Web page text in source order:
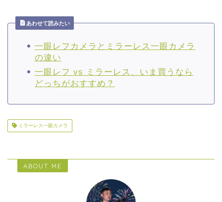
あわせて読みたい
一眼レフカメラとミラーレス一眼カメラ
の違い
一眼レフ vs ミラーレス、いま買うなら
どっちがおすすめ？
ミラーレス一眼カメラ
ABOUT ME